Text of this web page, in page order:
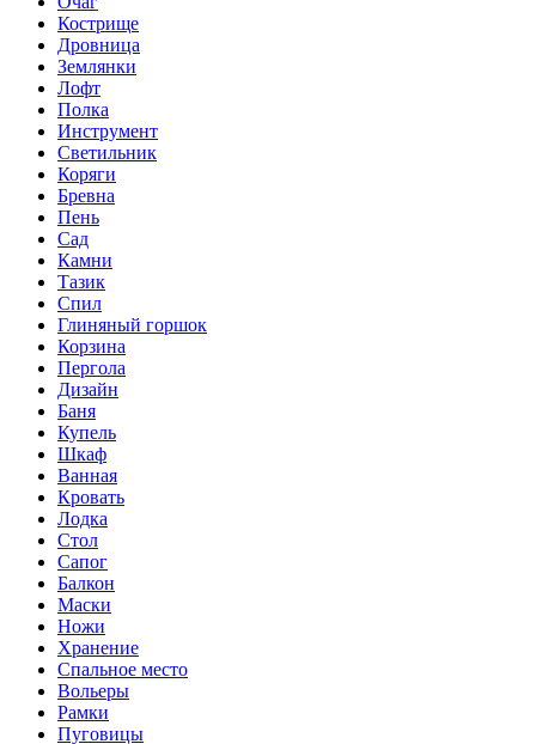
Кострище
Дровница
Землянки
Лофт
Полка
Инструмент
Светильник
Коряги
Бревна
Пень
Сад
Камни
Тазик
Спил
Глиняный горшок
Корзина
Пергола
Дизайн
Баня
Купель
Шкаф
Ванная
Кровать
Лодка
Стол
Сапог
Балкон
Маски
Ножи
Хранение
Спальное место
Вольеры
Рамки
Пуговицы